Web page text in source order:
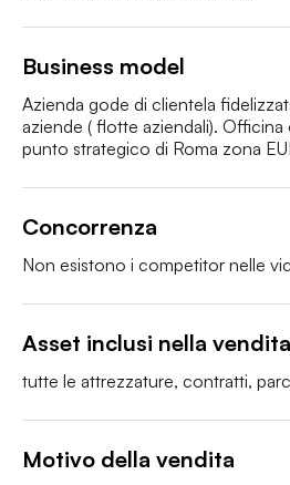
Business model
Azienda gode di clientela
aziende ( flotte aziendali).
punto strategico di Roma zona
Concorrenza
Non esistono i competitor nelle
Asset inclusi nella vendita
tutte le attrezzature, contratti,
Motivo della vendita